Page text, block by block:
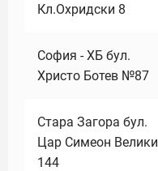
Кл.Охридски 8
София - ХБ бул.
Христо Ботев №87
Стара Загора бул.
Цар Симеон Велики
144